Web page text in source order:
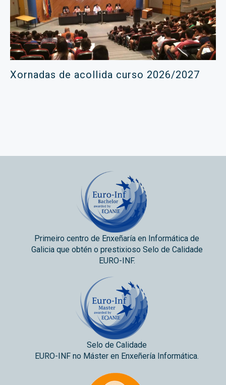
Xornadas de acollida curso 2026/2027
Primeiro centro de Enxeñaría en Informática de
Galicia que obtén o prestixioso Selo de Calidade
EURO-INF.
Selo de Calidade
EURO-INF no Máster en Enxeñería Informática.